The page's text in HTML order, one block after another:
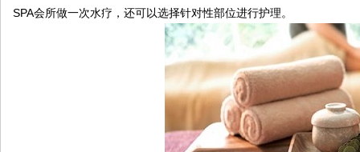
SPA会所做一次水疗，还可以选择针对性部位进行护理。